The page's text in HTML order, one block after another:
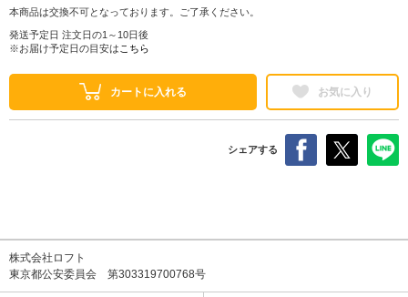
本商品は交換不可となっております。ご了承ください。
発送予定日 注文日の1～10日後
※お届け予定日の目安は こちら
カートに入れる お気に入り
シェアする
株式会社ロフト
東京都公安委員会 第303319700768号